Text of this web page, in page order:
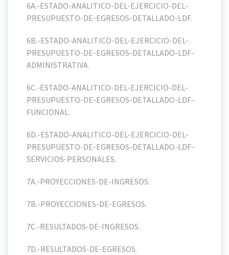
6A.-ESTADO-ANALITICO-DEL-EJERCICIO-DEL-
PRESUPUESTO-DE-EGRESOS-DETALLADO-LDF.
6B.-ESTADO-ANALITICO-DEL-EJERCICIO-DEL-
PRESUPUESTO-DE-EGRESOS-DETALLADO-LDF-
ADMINISTRATIVA.
6C.-ESTADO-ANALITICO-DEL-EJERCICIO-DEL-
PRESUPUESTO-DE-EGRESOS-DETALLADO-LDF-
FUNCIONAL.
6D.-ESTADO-ANALITICO-DEL-EJERCICIO-DEL-
PRESUPUESTO-DE-EGRESOS-DETALLADO-LDF-
SERVICIOS-PERSONALES.
7A.-PROYECCIONES-DE-INGRESOS.
7B.-PROYECCIONES-DE-EGRESOS.
7C.-RESULTADOS-DE-INGRESOS.
7D.-RESULTADOS-DE-EGRESOS.